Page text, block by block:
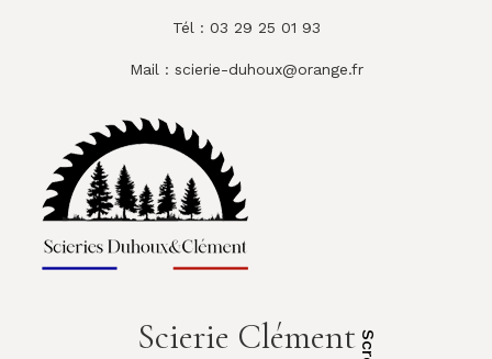
Tél : 03 29 25 01 93
Mail : scierie-duhoux@orange.fr
Scierie Clément